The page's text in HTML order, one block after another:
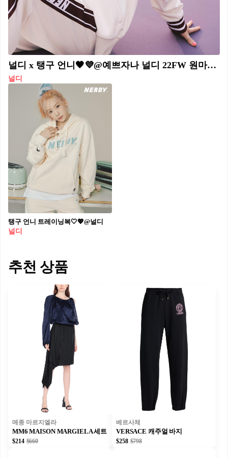
널디 x 탱구 언니🖤💜@예쁘자나 널디 22FW 원마일웨어룩🏃🏻‍♀️✨ 신상 트랙코디 참고 #광고
널디
탱구 언니 트레이닝복🤍💖@널디
널디
추천 상품
메종 마르지엘라
MM6 MAISON MARGIELA 세트
$214 $660
베르사체
VERSACE 캐주얼 바지
$258 $798